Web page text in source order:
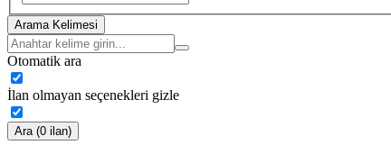
Arama Kelimesi
Otomatik ara
İlan olmayan seçenekleri gizle
Ara (0 ilan)